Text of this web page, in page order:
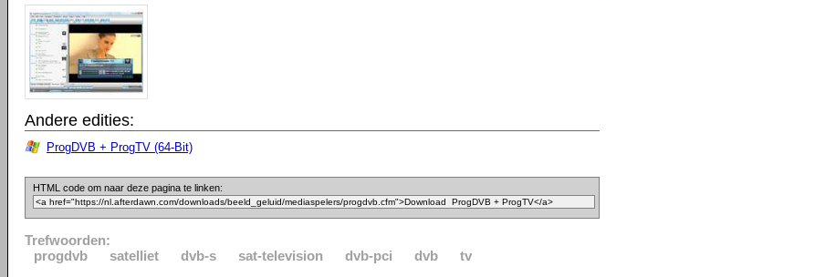
Andere edities:
ProgDVB + ProgTV (64-Bit)
HTML code om naar deze pagina te linken:
Trefwoorden:
progdvb
satelliet dvb-s sat-television dvb-pci dvb tv